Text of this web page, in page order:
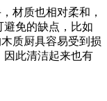
材质也相对柔和，
免的缺点，比如
质厨具容易受到损
因此清洁起来也有